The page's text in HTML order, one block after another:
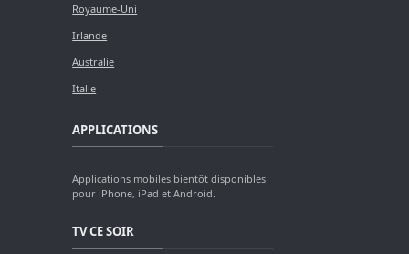
Royaume-Uni
Irlande
Australie
Italie
APPLICATIONS
Applications mobiles bientôt disponibles
pour iPhone, iPad et Android.
TV CE SOIR